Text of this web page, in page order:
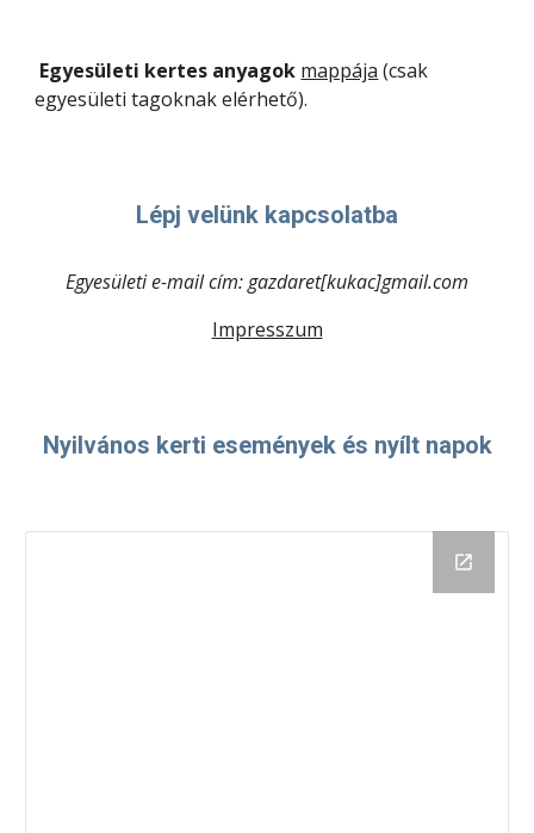
Egyesületi kertes anyagok mappája (csak
egyesületi tagoknak elérhető).
Lépj velünk kapcsolatba
Egyesületi e-mail cím: gazdaret[kukac]gmail.com
Impresszum
Nyilvános kerti események és nyílt napok